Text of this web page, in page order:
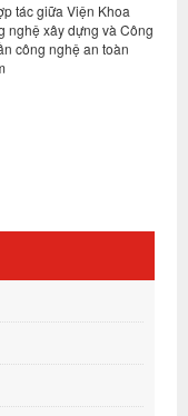
Hội nghị sơ kết thực hiện
vụ 6 tháng đầu năm và
nhiệm vụ kế hoạch các